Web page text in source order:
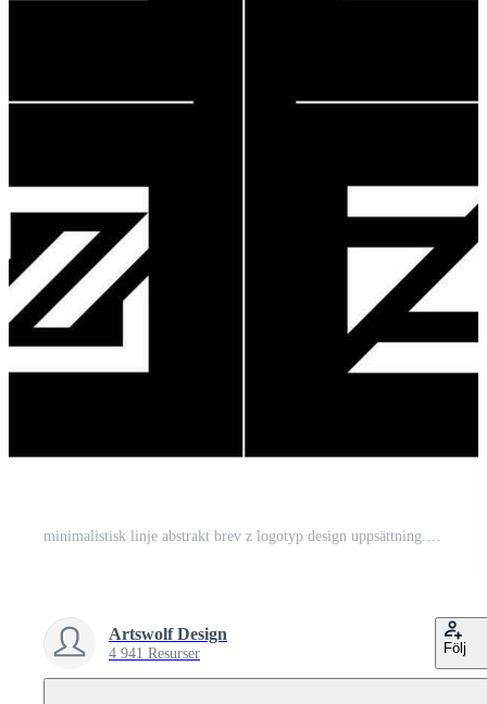
Artswolf Design
4 941 Resurser Följ